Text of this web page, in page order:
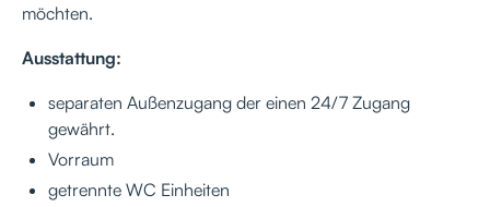
möchten.
Ausstattung:
separaten Außenzugang der einen 24/7 Zugang
gewährt.
Vorraum
getrennte WC Einheiten